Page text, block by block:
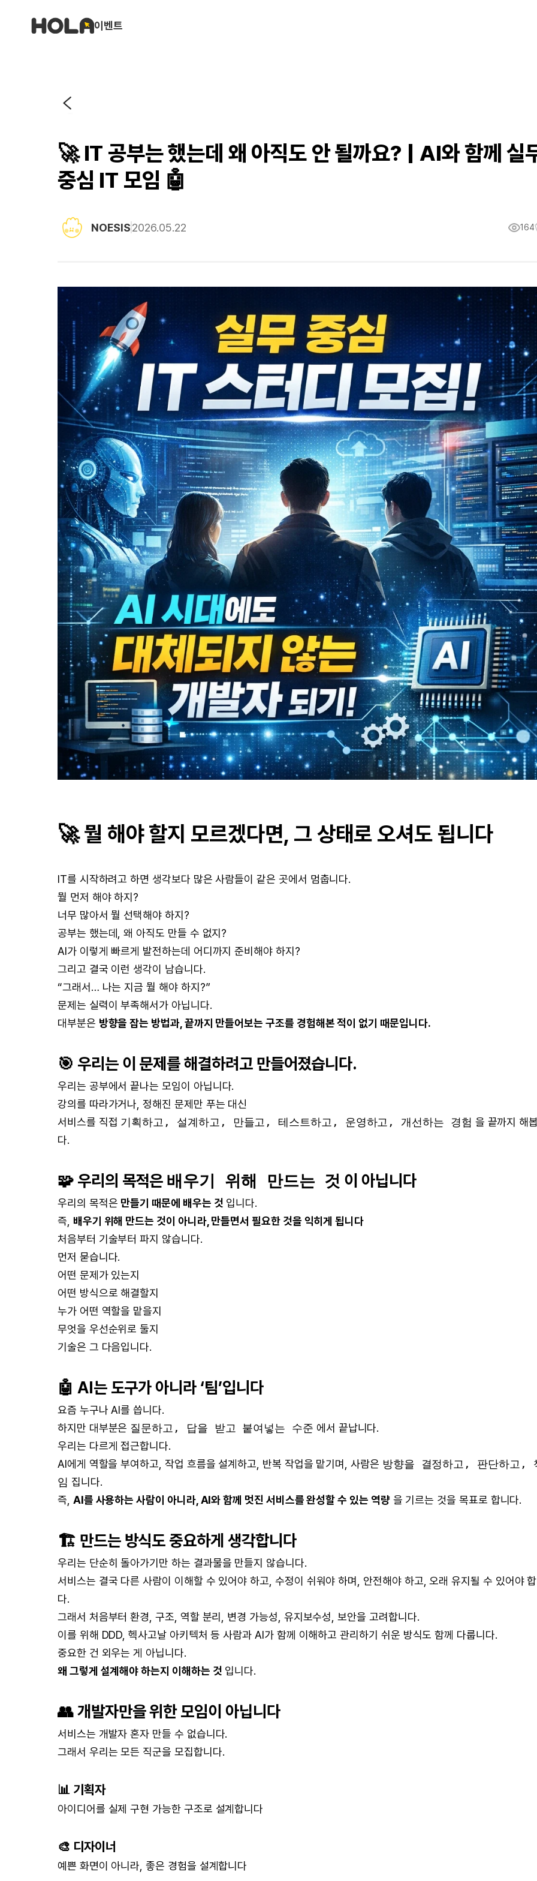
이벤트
🚀 IT 공부는 했는데 왜 아직도 안 될까요? | AI와 함께 실
중심 IT 모임 🤖
NOESIS2026.05.22 164
🚀 뭘 해야 할지 모르겠다면, 그 상태로 오셔도 됩니다
IT를 시작하려고 하면 생각보다 많은 사람들이 같은 곳에서 멈춥니다.
뭘 먼저 해야 하지?
너무 많아서 뭘 선택해야 하지?
공부는 했는데, 왜 아직도 만들 수 없지?
AI가 이렇게 빠르게 발전하는데 어디까지 준비해야 하지?
그리고 결국 이런 생각이 남습니다.
“그래서… 나는 지금 뭘 해야 하지?”
문제는 실력이 부족해서가 아닙니다.
대부분은 방향을 잡는 방법과, 끝까지 만들어보는 구조를 경험해본 적이 없기 때문입니다.
🎯 우리는 이 문제를 해결하려고 만들어졌습니다.
우리는 공부에서 끝나는 모임이 아닙니다.
강의를 따라가거나, 정해진 문제만 푸는 대신
서비스를 직접 기획하고, 설계하고, 만들고, 테스트하고, 운영하고, 개선하는 경험 을 끝까지 해
다.
🧩 우리의 목적은 배우기 위해 만드는 것 이 아닙니다
우리의 목적은 만들기 때문에 배우는 것 입니다.
즉, 배우기 위해 만드는 것이 아니라, 만들면서 필요한 것을 익히게 됩니다
처음부터 기술부터 파지 않습니다.
먼저 묻습니다.
어떤 문제가 있는지
어떤 방식으로 해결할지
누가 어떤 역할을 맡을지
무엇을 우선순위로 둘지
기술은 그 다음입니다.
🤖 AI는 도구가 아니라 ‘팀’입니다
요즘 누구나 AI를 씁니다.
하지만 대부분은 질문하고, 답을 받고 붙여넣는 수준 에서 끝납니다.
우리는 다르게 접근합니다.
AI에게 역할을 부여하고, 작업 흐름을 설계하고, 반복 작업을 맡기며, 사람은 방향을 결정하고, 판단하고,
임 집니다.
즉, AI를 사용하는 사람이 아니라, AI와 함께 멋진 서비스를 완성할 수 있는 역량을 기르는 것을 목표로 합니다.
🏗 만드는 방식도 중요하게 생각합니다
우리는 단순히 돌아가기만 하는 결과물을 만들지 않습니다.
서비스는 결국 다른 사람이 이해할 수 있어야 하고, 수정이 쉬워야 하며, 안전해야 하고, 오래 유지될 수 있어야
다.
그래서 처음부터 환경, 구조, 역할 분리, 변경 가능성, 유지보수성, 보안을 고려합니다.
이를 위해 DDD, 헥사고날 아키텍처 등 사람과 AI가 함께 이해하고 관리하기 쉬운 방식도 함께 다룹니다.
중요한 건 외우는 게 아닙니다.
왜 그렇게 설계해야 하는지 이해하는 것 입니다.
👥 개발자만을 위한 모임이 아닙니다
서비스는 개발자 혼자 만들 수 없습니다.
그래서 우리는 모든 직군을 모집합니다.
📊 기획자
아이디어를 실제 구현 가능한 구조로 설계합니다
🎨 디자이너
예쁜 화면이 아니라, 좋은 경험을 설계합니다